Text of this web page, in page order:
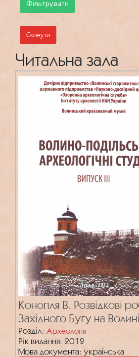
Скинути
Читальна зала
Конопля В. Розвідкові
Західного Бугу на Волині
Розділ: Археологія
Рік видання: 2012
Мова документа: українська